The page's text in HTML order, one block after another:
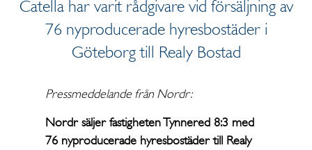
Catella har varit rådgivare vid försäljning av
76 nyproducerade hyresbostäder i
Göteborg till Realy Bostad
Pressmeddelande från Nordr:
Nordr säljer fastigheten Tynnered 8:3 med
76 nyproducerade hyresbostäder till Realy